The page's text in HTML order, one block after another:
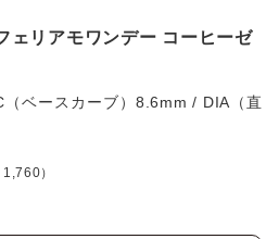
ェリアモワンデー コーヒーゼ
ベースカーブ）8.6mm / DIA（直
）